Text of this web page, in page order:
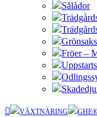
Sålådor
Fröer –
VÄXTNÄRING